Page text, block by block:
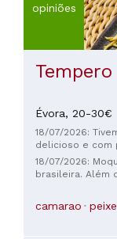
opiniões
Évora, 20-30€
18/07/2026:
delicioso e com
👏🏼
18/07/2026:
brasileira. Além
então
camarao peixe